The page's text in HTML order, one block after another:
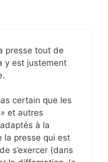
presse tout de
y est justement
certain que les
et autres
à la
la presse qui est
s’exercer (dans